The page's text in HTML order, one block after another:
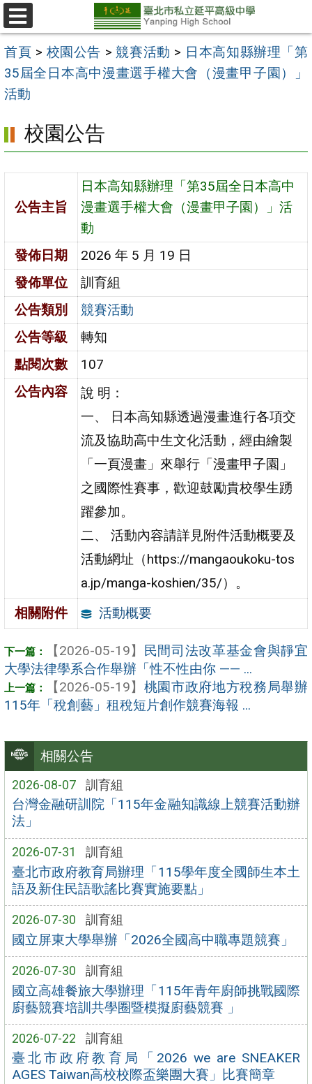
跳
至
主
要
內
選
單
首頁 > 校園公告 >競賽活動 > 日本高知縣辦理「第
35屆全日本高中漫畫選手權大會（漫畫甲子園）」
活動
相關公告
2026-08-07 訓育組
台灣金融研訓院「115年金融知識線上競賽活動辦
法」
2026-07-31 訓育組
臺北市政府教育局辦理「115學年度全國師生本土
語及新住民語歌謠比賽實施要點」
2026-07-30 訓育組
國立屏東大學舉辦「2026全國高中職專題競賽」
2026-07-30 訓育組
國立高雄餐旅大學辦理「115年青年廚師挑戰國際
廚藝競賽培訓共學圈暨模擬廚藝競賽 」
2026-07-22 訓育組
臺北市政府教育局「2026 we are SNEAKER
AGES Taiwan高校校際盃樂團大賽」比賽簡章
校園公告
公告主旨
日本高知縣辦理「第35屆全日本高中
漫畫選手權大會（漫畫甲子園）」活
動
發佈日期
2026 年 5 月 19 日
發佈單位
訓育組
公告類別
競賽活動
公告等級
轉知
點閱次數
107
公告內容
說 明：
一、 日本高知縣透過漫畫進行各項交
流及協助高中生文化活動，經由繪製
「一頁漫畫」來舉行「漫畫甲子園」
之國際性賽事，歡迎鼓勵貴校學生踴
躍參加。
二、 活動內容請詳見附件活動概要及
活動網址（https://mangaoukoku-tos
a.jp/manga-koshien/35/）。
相關附件
活動概要
【2026-05-19】 民間司法改革基金會與靜宜
大學法律學系合作舉辦「性不性由你 —— ...
【2026-05-19】 桃園市政府地方稅務局舉辦
115年「稅創藝」租稅短片創作競賽海報 ...